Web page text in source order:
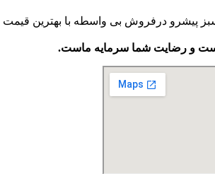
پیشرو درفروش بی واسطه با بهترین قیمت و
و رضایت شما سرمایه ماست.